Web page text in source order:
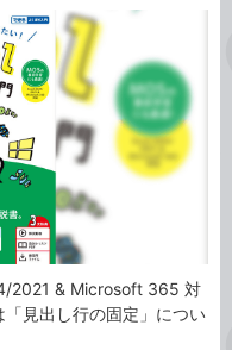
2021 & Microsoft 365 対
見出し行の固定」につい